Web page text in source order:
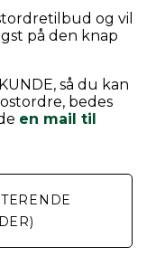
og vil
på den knap
så du kan
bedes
en mail til